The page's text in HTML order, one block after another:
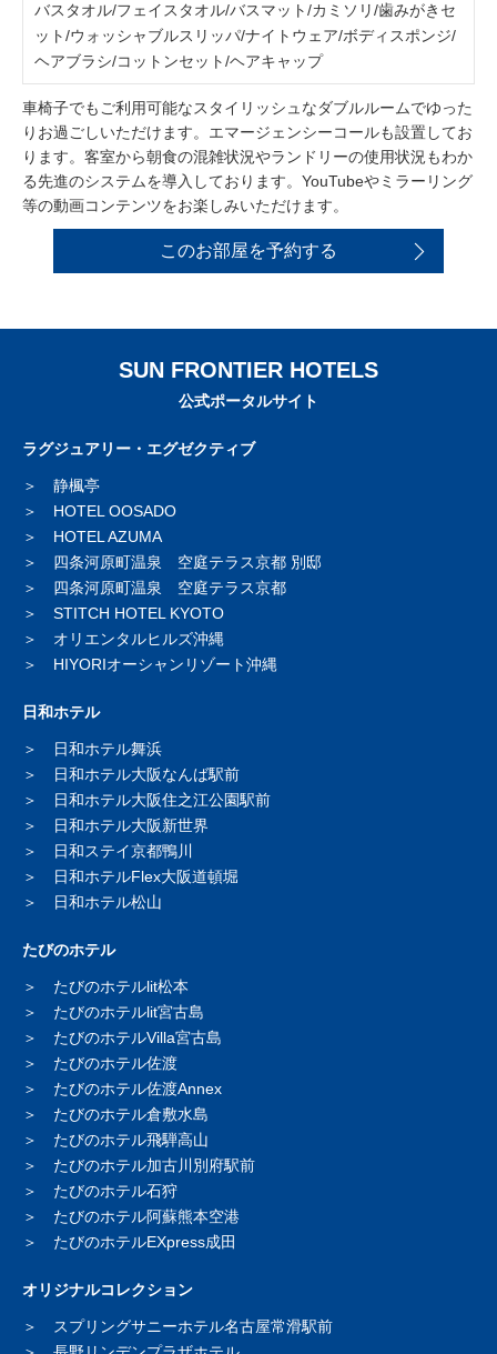
バスタオル/フェイスタオル/バスマット/カミソリ/歯みがきセ
ット/ウォッシャブルスリッパ/ナイトウェア/ボディスポンジ/
ヘアブラシ/コットンセット/ヘアキャップ
車椅子でもご利用可能なスタイリッシュなダブルルームでゆった
りお過ごしいただけます。エマージェンシーコールも設置してお
ります。客室から朝食の混雑状況やランドリーの使用状況もわか
る先進のシステムを導入しております。YouTubeやミラーリング
等の動画コンテンツをお楽しみいただけます。
このお部屋を予約する
SUN FRONTIER HOTELS
公式ポータルサイト
ラグジュアリー・エグゼクティブ
静楓亭
HOTEL OOSADO
HOTEL AZUMA
四条河原町温泉 空庭テラス京都 別邸
四条河原町温泉 空庭テラス京都
STITCH HOTEL KYOTO
オリエンタルヒルズ沖縄
HIYORIオーシャンリゾート沖縄
日和ホテル
日和ホテル舞浜
日和ホテル大阪なんば駅前
日和ホテル大阪住之江公園駅前
日和ホテル大阪新世界
日和ステイ京都鴨川
日和ホテルFlex大阪道頓堀
日和ホテル松山
たびのホテル
たびのホテルlit松本
たびのホテルlit宮古島
たびのホテルVilla宮古島
たびのホテル佐渡
たびのホテル佐渡Annex
たびのホテル倉敷水島
たびのホテル飛騨高山
たびのホテル加古川別府駅前
たびのホテル石狩
たびのホテル阿蘇熊本空港
たびのホテルEXpress成田
オリジナルコレクション
スプリングサニーホテル名古屋常滑駅前